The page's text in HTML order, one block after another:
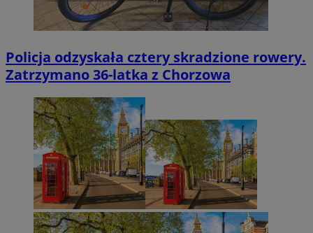
Policja odzyskała cztery skradzione rowery.
Zatrzymano 36-latka z Chorzowa